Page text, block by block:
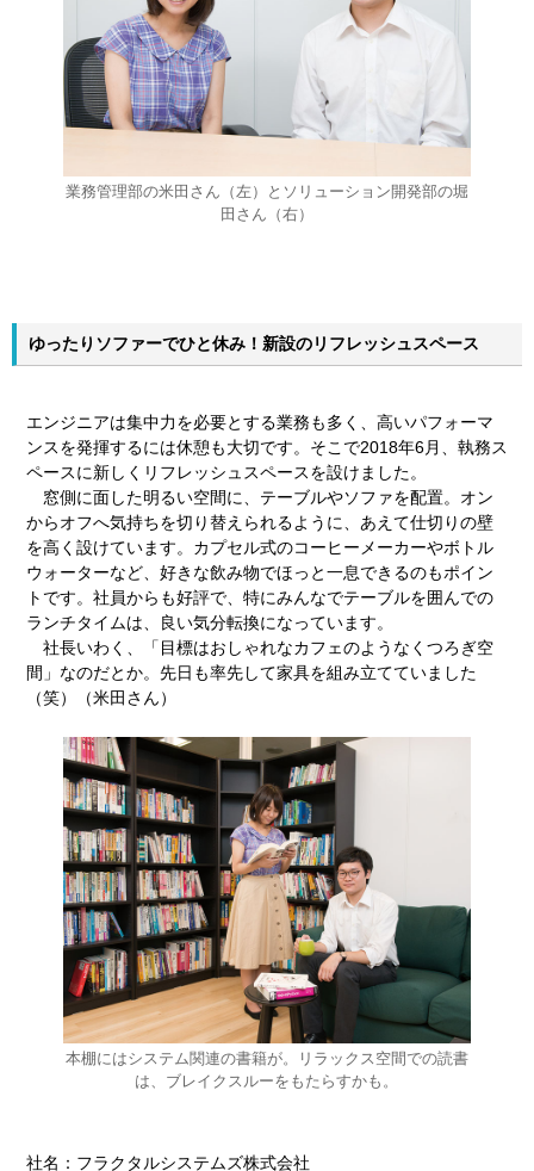
業務管理部の米田さん（左）とソリューション開発部の堀
田さん（右）
ゆったりソファーでひと休み！新設のリフレッシュスペース
エンジニアは集中力を必要とする業務も多く、高いパフォーマ
ンスを発揮するには休憩も大切です。そこで2018年6月、執務ス
ペースに新しくリフレッシュスペースを設けました。
窓側に面した明るい空間に、テーブルやソファを配置。オン
からオフへ気持ちを切り替えられるように、あえて仕切りの壁
を高く設けています。カプセル式のコーヒーメーカーやボトル
ウォーターなど、好きな飲み物でほっと一息できるのもポイン
トです。社員からも好評で、特にみんなでテーブルを囲んでの
ランチタイムは、良い気分転換になっています。
社長いわく、「目標はおしゃれなカフェのようなくつろぎ空
間」なのだとか。先日も率先して家具を組み立てていました
（笑）（米田さん）
本棚にはシステム関連の書籍が。リラックス空間での読書
は、ブレイクスルーをもたらすかも。
社名：フラクタルシステムズ株式会社